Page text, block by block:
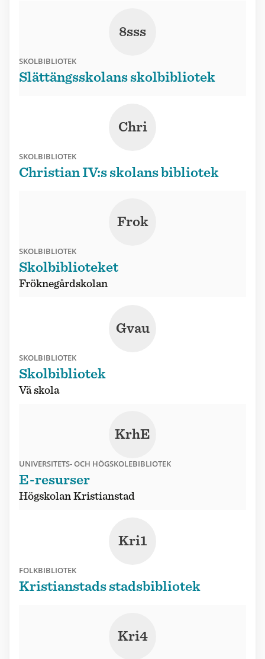
8sss
SKOLBIBLIOTEK
Slättängsskolans skolbibliotek
Chri
SKOLBIBLIOTEK
Christian IV:s skolans bibliotek
Frok
SKOLBIBLIOTEK
Skolbiblioteket
Fröknegårdskolan
Gvau
SKOLBIBLIOTEK
Skolbibliotek
Vä skola
KrhE
UNIVERSITETS- OCH HÖGSKOLEBIBLIOTEK
E-resurser
Högskolan Kristianstad
Kri1
FOLKBIBLIOTEK
Kristianstads stadsbibliotek
Kri4